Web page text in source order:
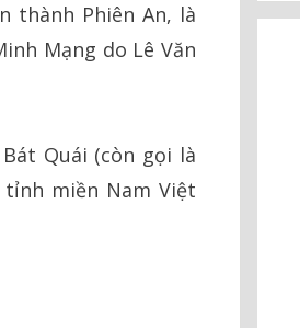
thành Phiên An, là
Mạng do Lê Văn
Quái (còn gọi là
tỉnh miền Nam Việt